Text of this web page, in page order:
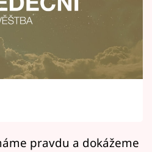
Vary
pravdu a dokážeme